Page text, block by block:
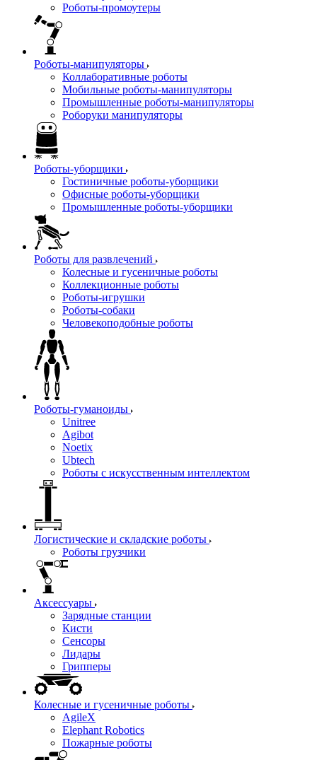
Роботы-промоутеры
Роботы-манипуляторы
Коллаборативные роботы
Мобильные роботы-манипуляторы
Промышленные роботы-манипуляторы
Роборуки манипуляторы
Роботы-уборщики
Гостиничные роботы-уборщики
Офисные роботы-уборщики
Промышленные роботы-уборщики
Роботы для развлечений
Колесные и гусеничные роботы
Коллекционные роботы
Роботы-игрушки
Роботы-собаки
Человекоподобные роботы
Роботы-гуманоиды
Unitree
Agibot
Noetix
Ubtech
Роботы с искусственным интеллектом
Логистические и складские роботы
Роботы грузчики
Аксессуары
Зарядные станции
Кисти
Сенсоры
Лидары
Грипперы
Колесные и гусеничные роботы
AgileX
Elephant Robotics
Пожарные роботы